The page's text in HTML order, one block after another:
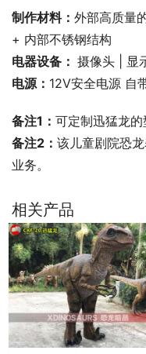
制作材料： 外部高质量
+ 内部不锈钢结构
电器设备： 摄像头 | 显
电源： 12V安全电源 自
备注1： 可定制迅猛龙的
备注2： 该儿童剧院恐
业务。
相关产品